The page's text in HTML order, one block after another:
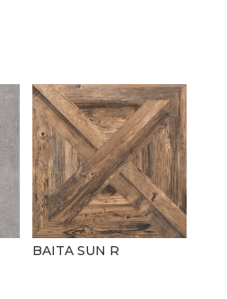
BAITA SUN R